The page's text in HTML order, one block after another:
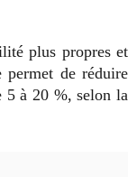
plus propres et
de réduire
5 à 20 %, selon la